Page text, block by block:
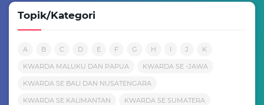
Topik/Kategori
A B C D E F G H I J K
KWARDA MALUKU DAN PAPUA KWARDA SE -JAWA
KWARDA SE BALI DAN NUSATENGARA
KWARDA SE KALIMANTAN KWARDA SE SUMATERA